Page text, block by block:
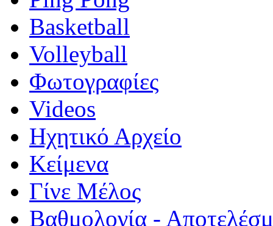
Basketball
Volleyball
Φωτογραφίες
Videos
Ηχητικό Αρχείο
Κείμενα
Γίνε Μέλος
Βαθμολογία -